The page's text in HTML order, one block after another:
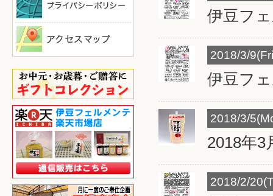
伊豆フ
2018/3/
伊豆フ
2018/3/
2018年3
2018/2/